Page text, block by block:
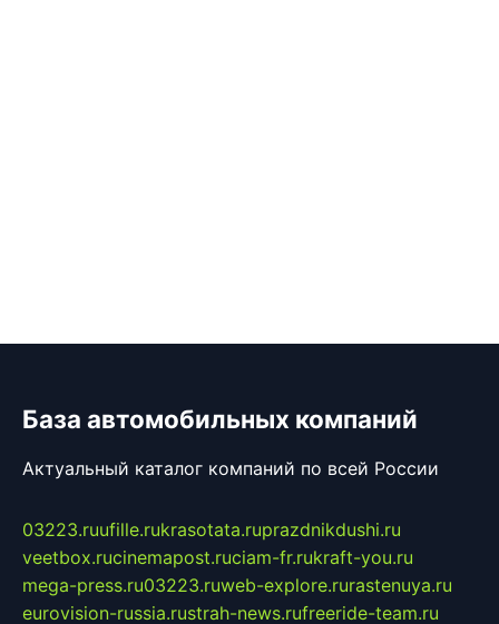
База автомобильных компаний
Актуальный каталог компаний по всей России
03223.ruufille.rukrasotata.ruprazdnikdushi.ru
veetbox.rucinemapost.ruciam-fr.rukraft-you.ru
mega-press.ru03223.ruweb-explore.rurastenuya.ru
eurovision-russia.rustrah-news.rufreeride-team.ru